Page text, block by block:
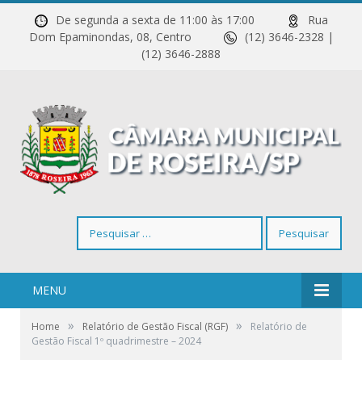
De segunda a sexta de 11:00 às 17:00
Rua
Dom Epaminondas, 08, Centro
(12) 3646-2328 |
(12) 3646-2888
por:
MENU
Home » Relatório de Gestão Fiscal (RGF) »
Relatório de
Gestão Fiscal 1º quadrimestre – 2024